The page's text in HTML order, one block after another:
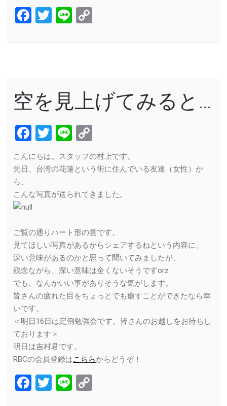
Facebook
Twitter
Line
空を見上げてみると…
Facebook
Twitter
Line
Link
こんにちは。スタッフの村上です。
先日、台湾の花蓮という街に住んでいる友達（女性）か
ら、
こんな写真が送られてきました。
ご覧の通りハート形の雲です。
見てほしい写真があるからシェアするねという内容に、
深い意味があるのかと思って聞いてみましたが、
残念ながら、深い意味は全くないそうですorz
でも、なんかいい事がありそうな気がします。
皆さんの疲れた目をちょっとでも癒すことができたなら幸
いです。
＜明日16日は定例勉強会です。皆さんのお越しをお待ちし
ております＞
明日は吉村君です。
RBCの会員登録はこちらからどうぞ！
Facebook
Twitter
Line